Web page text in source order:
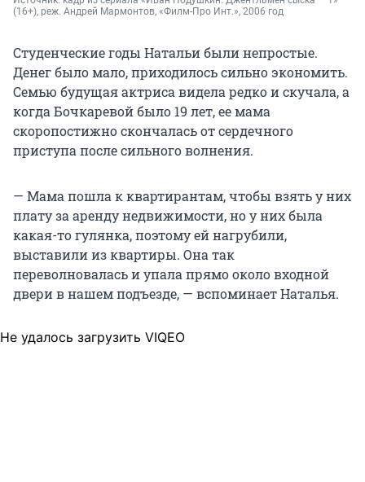
(16+), реж. Андрей Мармонтов, «Филм-Про Инт.», 2006 год
Студенческие годы Натальи были непростые.
Денег было мало, приходилось сильно экономить.
Семью будущая актриса видела редко и скучала, а
когда Бочкаревой было 19 лет, ее мама
скоропостижно скончалась от сердечного
приступа после сильного волнения.
— Мама пошла к квартирантам, чтобы взять у них
плату за аренду недвижимости, но у них была
какая-то гулянка, поэтому ей нагрубили,
выставили из квартиры. Она так
переволновалась и упала прямо около входной
двери в нашем подъезде, — вспоминает Наталья.
Не удалось загрузить VIQEO